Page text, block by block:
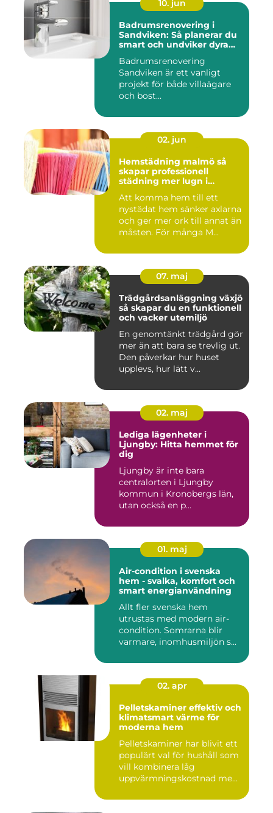
10. jun
Badrumsrenovering i
Sandviken: Så planerar du
smart och undviker dyra
Badrumsrenovering
Sandviken är ett vanligt
projekt för både villaägare
och bost...
02. jun
Hemstädning malmö så
skapar professionell
städning mer lugn i
Att komma hem till ett
nystädat hem sänker axlarna
och ger mer ork till annat än
måsten. För många M...
07. maj
Trädgårdsanläggning växjö
så skapar du en funktionell
och vacker utemiljö
En genomtänkt trädgård gör
mer än att bara se trevlig ut.
Den påverkar hur huset
upplevs, hur lätt v...
02. maj
Lediga lägenheter i
Ljungby: Hitta hemmet för
dig
Ljungby är inte bara
centralorten i Ljungby
kommun i Kronobergs län,
utan också en p...
01. maj
Air-condition i svenska
hem - svalka, komfort och
smart energianvändning
Allt fler svenska hem
utrustas med modern air-
condition. Somrarna blir
varmare, inomhusmiljön s...
02. apr
Pelletskaminer effektiv och
klimatsmart värme för
moderna hem
Pelletskaminer har blivit ett
populärt val för hushåll som
vill kombinera låg
uppvärmningskostnad me...